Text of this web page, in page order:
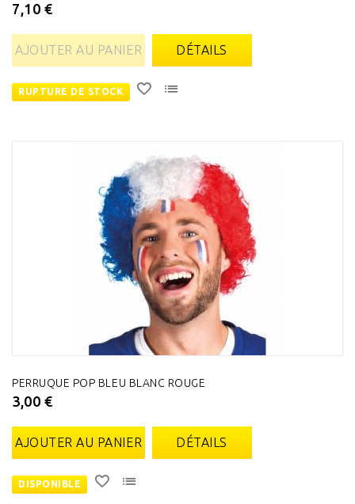
7,10 €
AJOUTER AU PANIER DÉTAILS
RUPTURE DE STOCK
PERRUQUE POP BLEU BLANC ROUGE
3,00 €
AJOUTER AU PANIER DÉTAILS
DISPONIBLE